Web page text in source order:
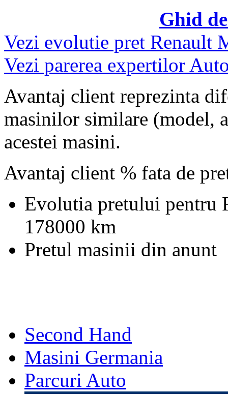
Ghid
Vezi evolutie pret Renault
Vezi parerea expertilor
Avantaj client reprezinta
masinilor similare (model,
acestei masini.
Avantaj client % fata de
Evolutia pretului pentru
178000 km
Pretul masinii din anunt
Second Hand
Masini Germania
Parcuri Auto